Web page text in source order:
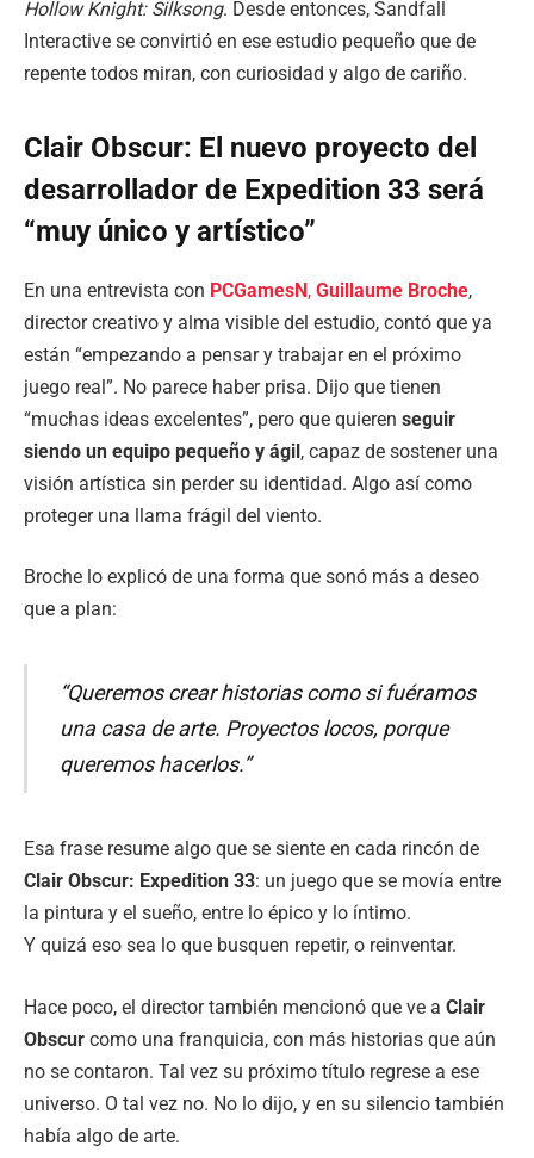
Hollow Knight: Silksong. Desde entonces, Sandfall
Interactive se convirtió en ese estudio pequeño que de
repente todos miran, con curiosidad y algo de cariño.
Clair Obscur: El nuevo proyecto del
desarrollador de Expedition 33 será
“muy único y artístico”
En una entrevista con PCGamesN, Guillaume Broche,
director creativo y alma visible del estudio, contó que ya
están “empezando a pensar y trabajar en el próximo
juego real”. No parece haber prisa. Dijo que tienen
“muchas ideas excelentes”, pero que quieren seguir
siendo un equipo pequeño y ágil, capaz de sostener una
visión artística sin perder su identidad. Algo así como
proteger una llama frágil del viento.
Broche lo explicó de una forma que sonó más a deseo
que a plan:
“Queremos crear historias como si fuéramos
una casa de arte. Proyectos locos, porque
queremos hacerlos.”
Esa frase resume algo que se siente en cada rincón de
Clair Obscur: Expedition 33: un juego que se movía entre
la pintura y el sueño, entre lo épico y lo íntimo.
Y quizá eso sea lo que busquen repetir, o reinventar.
Hace poco, el director también mencionó que ve a Clair
Obscur como una franquicia, con más historias que aún
no se contaron. Tal vez su próximo título regrese a ese
universo. O tal vez no. No lo dijo, y en su silencio también
había algo de arte.